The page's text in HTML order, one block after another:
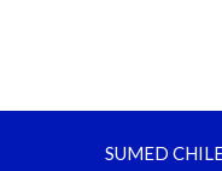
SUMED